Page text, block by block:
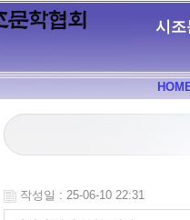
시조
작성일 : 25-06-10 22:31